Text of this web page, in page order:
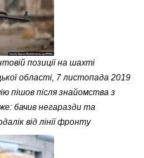
позиції на шахті
області, 7 листопада 2019
пішов після знайомства з
бачив негаразди та
від лінії фронту